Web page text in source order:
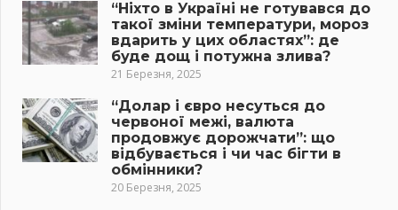
“Ніхто в Україні не готувався до
такої зміни температури, мороз
вдарить у цих областях”: де
буде дощ і потужна злива?
21 Березня, 2025
“Долар і євро несуться до
червоної межі, валюта
продовжує дорожчати”: що
відбувається і чи час бігти в
обмінники?
20 Березня, 2025